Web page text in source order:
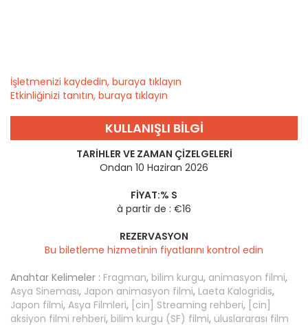
İşletmenizi kaydedin, buraya tıklayın
Etkinliğinizi tanıtın, buraya tıklayın
KULLANIŞLI BILGI
TARIHLER VE ZAMAN ÇIZELGELERI
Ondan 10 Haziran 2026
FIYAT:% S
à partir de : €16
REZERVASYON
Bu biletleme hizmetinin fiyatlarını kontrol edin
Anahtar Kelimeler : Fragman, bilim kurgu, animasyon filmi,
Asya Sineması, Japon animasyon filmi, Laeta Kalogridis,
Japon filmi, Asya Filmleri, [cin] Streaming rehberi, [cin]
aksiyon filmi rehberi, bilim kurgu (SF) filmi, uluslararası film